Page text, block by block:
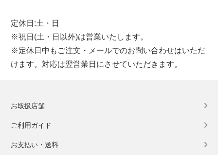
定休日:土・日
※祝日(土・日以外)は営業いたします。
※定休日中もご注文・メールでのお問い合わせはいただ
けます。対応は翌営業日にさせていただきます。
お取扱店舗
ご利用ガイド
お支払い・送料